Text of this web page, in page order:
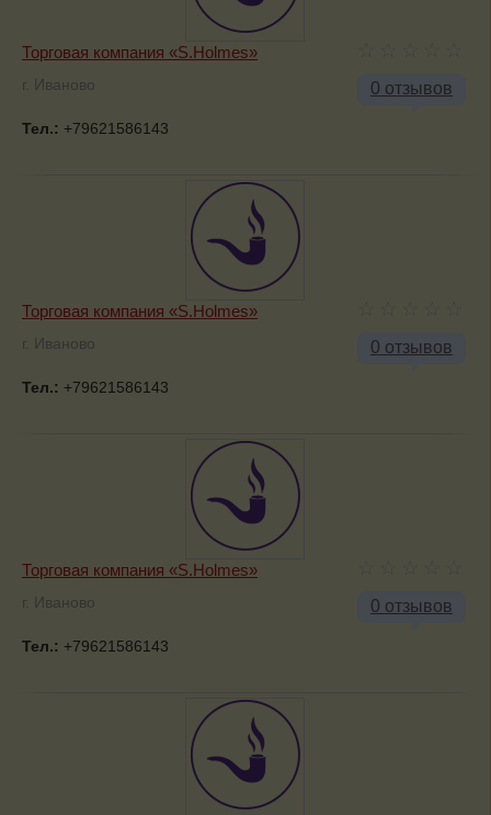
0 отзывов
Торговая компания «S.Holmes»
г. Иваново
Тел.: +79621586143
0 отзывов
Торговая компания «S.Holmes»
г. Иваново
Тел.: +79621586143
0 отзывов
Торговая компания «S.Holmes»
г. Иваново
Тел.: +79621586143